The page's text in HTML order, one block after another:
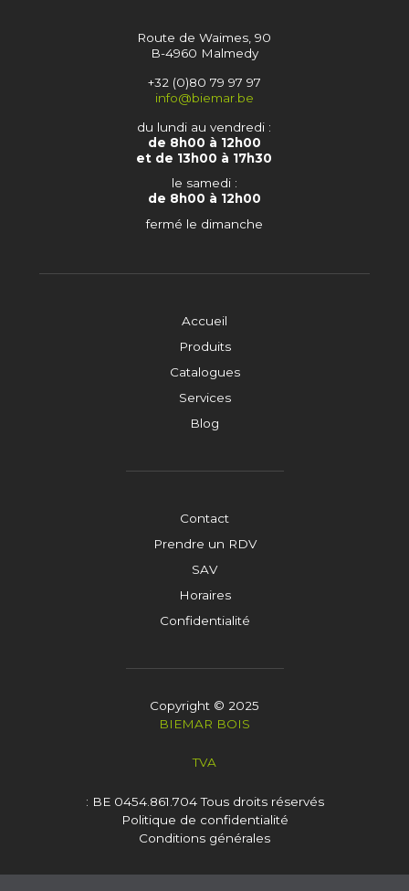
Accueil
Produits
Catalogues
Services
Blog
Contact
Prendre un RDV
SAV
Horaires
Confidentialité
Route de Waimes, 90
B-4960 Malmedy
+32 (0)80 79 97 97
info@biemar.be
du lundi au vendredi :
de 8h00 à 12h00
et de 13h00 à 17h30
le samedi :
de 8h00 à 12h00
fermé le dimanche
Copyright © 2025
BIEMAR BOIS
TVA
: BE 0454.861.704Tous droits réservés
Politique de confidentialité
Conditions générales